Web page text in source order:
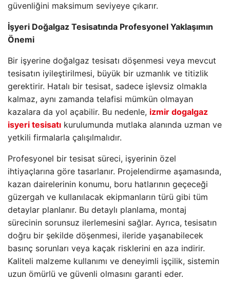
güvenliğini maksimum seviyeye çıkarır.
İşyeri Doğalgaz Tesisatında Profesyonel Yaklaşımın
Önemi
Bir işyerine doğalgaz tesisatı döşenmesi veya mevcut
tesisatın iyileştirilmesi, büyük bir uzmanlık ve titizlik
gerektirir. Hatalı bir tesisat, sadece işlevsiz olmakla
kalmaz, aynı zamanda telafisi mümkün olmayan
kazalara da yol açabilir. Bu nedenle, izmir dogalgaz
isyeri tesisatı kurulumunda mutlaka alanında uzman ve
yetkili firmalarla çalışılmalıdır.
Profesyonel bir tesisat süreci, işyerinin özel
ihtiyaçlarına göre tasarlanır. Projelendirme aşamasında,
kazan dairelerinin konumu, boru hatlarının geçeceği
güzergah ve kullanılacak ekipmanların türü gibi tüm
detaylar planlanır. Bu detaylı planlama, montaj
sürecinin sorunsuz ilerlemesini sağlar. Ayrıca, tesisatın
doğru bir şekilde döşenmesi, ileride yaşanabilecek
basınç sorunları veya kaçak risklerini en aza indirir.
Kaliteli malzeme kullanımı ve deneyimli işçilik, sistemin
uzun ömürlü ve güvenli olmasını garanti eder.